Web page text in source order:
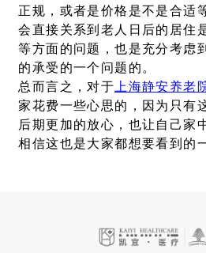
正规，或者是价格是不是合适
会直接关系到老人日后的居住
等方面的问题，也是充分考虑
的承受的一个问题的。
总而言之，对于上海静安养老
家花费一些心思的，因为只有
后期更加的放心，也让自己家
相信这也是大家都想要看到的